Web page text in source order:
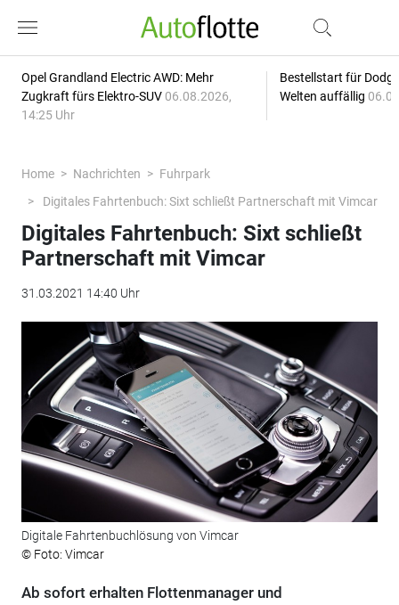
Opel Grandland Electric AWD: Mehr
Zugkraft fürs Elektro-SUV 06.08.2026,
14:25 Uhr
Bestellstart für
Welten auffällig
Home Nachrichten
Fuhrpark
Digitales Fahrtenbuch: Sixt schließt Partnerschaft mit Vimcar
Digitales Fahrtenbuch: Sixt schließt
Partnerschaft mit Vimcar
31.03.2021 14:40 Uhr
Digitale Fahrtenbuchlösung von Vimcar
© Foto: Vimcar
Ab sofort erhalten Flottenmanager und